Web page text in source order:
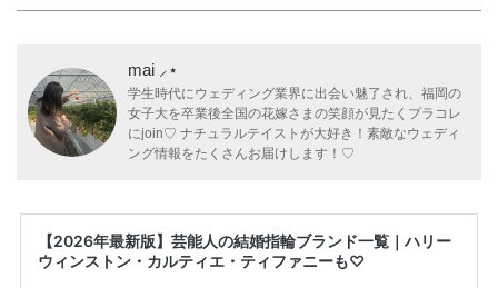
mai ⸝⋆
学生時代にウェディング業界に出会い魅了され、福岡の
女子大を卒業後全国の花嫁さまの笑顔が見たくプラコレ
にjoin♡ ナチュラルテイストが大好き！素敵なウェディ
ング情報をたくさんお届けします！♡
【2026年最新版】芸能人の結婚指輪ブランド一覧｜ハリー
ウィンストン・カルティエ・ティファニーも♡